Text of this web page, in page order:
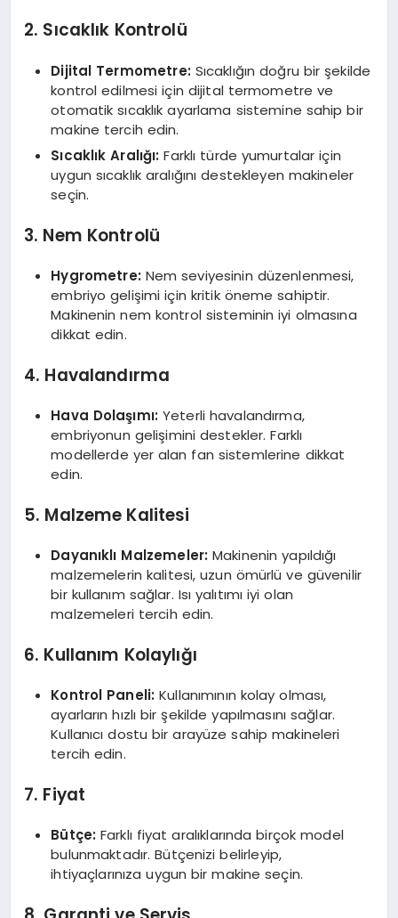
2. Sıcaklık Kontrolü
Dijital Termometre: Sıcaklığın doğru bir şekilde
kontrol edilmesi için dijital termometre ve
otomatik sıcaklık ayarlama sistemine sahip bir
makine tercih edin.
Sıcaklık Aralığı: Farklı türde yumurtalar için
uygun sıcaklık aralığını destekleyen makineler
seçin.
3. Nem Kontrolü
Hygrometre: Nem seviyesinin düzenlenmesi,
embriyo gelişimi için kritik öneme sahiptir.
Makinenin nem kontrol sisteminin iyi olmasına
dikkat edin.
4. Havalandırma
Hava Dolaşımı: Yeterli havalandırma,
embriyonun gelişimini destekler. Farklı
modellerde yer alan fan sistemlerine dikkat
edin.
5. Malzeme Kalitesi
Dayanıklı Malzemeler: Makinenin yapıldığı
malzemelerin kalitesi, uzun ömürlü ve güvenilir
bir kullanım sağlar. Isı yalıtımı iyi olan
malzemeleri tercih edin.
6. Kullanım Kolaylığı
Kontrol Paneli: Kullanımının kolay olması,
ayarların hızlı bir şekilde yapılmasını sağlar.
Kullanıcı dostu bir arayüze sahip makineleri
tercih edin.
7. Fiyat
Bütçe: Farklı fiyat aralıklarında birçok model
bulunmaktadır. Bütçenizi belirleyip,
ihtiyaçlarınıza uygun bir makine seçin.